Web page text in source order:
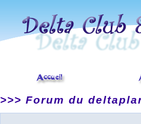
>>> Forum du